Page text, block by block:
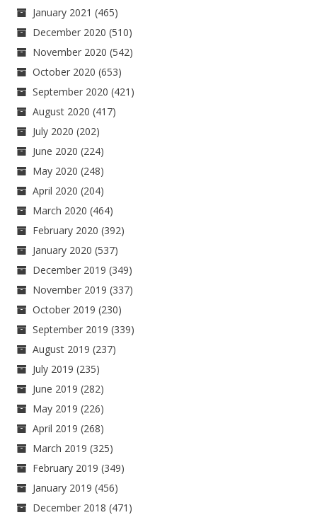
January 2021 (465)
December 2020 (510)
November 2020 (542)
October 2020 (653)
September 2020 (421)
August 2020 (417)
July 2020 (202)
June 2020 (224)
May 2020 (248)
April 2020 (204)
March 2020 (464)
February 2020 (392)
January 2020 (537)
December 2019 (349)
November 2019 (337)
October 2019 (230)
September 2019 (339)
August 2019 (237)
July 2019 (235)
June 2019 (282)
May 2019 (226)
April 2019 (268)
March 2019 (325)
February 2019 (349)
January 2019 (456)
December 2018 (471)